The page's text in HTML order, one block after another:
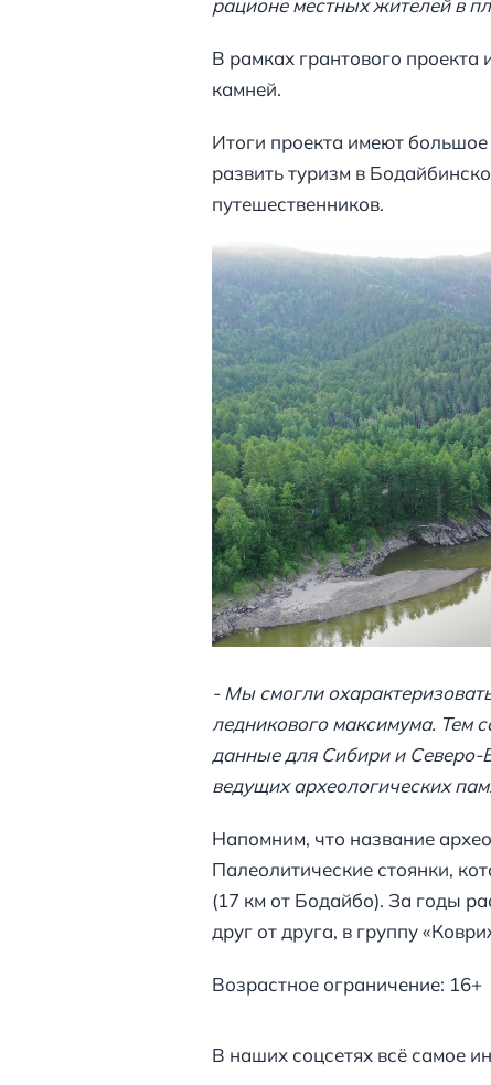
рационе местных жителей в
В рамках грантового
камней.
Итоги проекта имеют
развить туризм в
путешественников.
- Мы смогли
ледникового максимума. Тем
данные для Сибири и Северо-
ведущих археологических
Напомним, что название
Палеолитические стоянки,
(17 км от Бодайбо). За годы
друг от друга, в группу
Возрастное ограничение: 16+
В наших соцсетях всё самое